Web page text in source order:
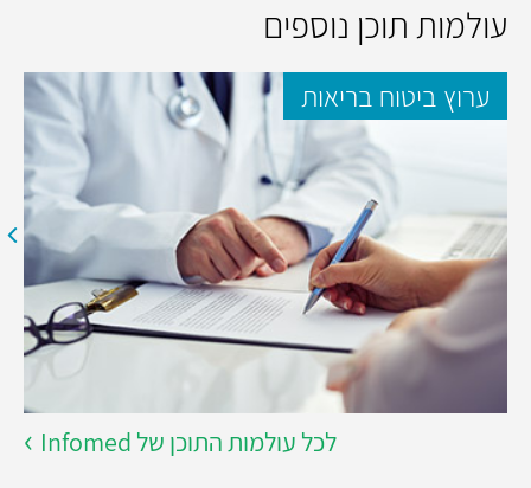
עולמות תוכן נוספים
ערוץ ביטוח בריאות
לכל עולמות התוכן של Infomed